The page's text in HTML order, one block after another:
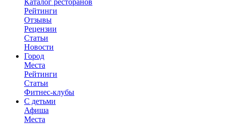
Каталог ресторанов
Рейтинги
Отзывы
Рецензии
Статьи
Новости
Город
Места
Рейтинги
Статьи
Фитнес-клубы
С детьми
Афиша
Места